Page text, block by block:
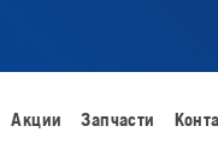
Акции Запчасти